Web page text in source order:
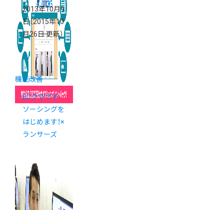
2013年10月9
日（2015年10
月26日 更新）
機能改善
ECクラウド
ソーシングを
はじめます！×
ランサーズ